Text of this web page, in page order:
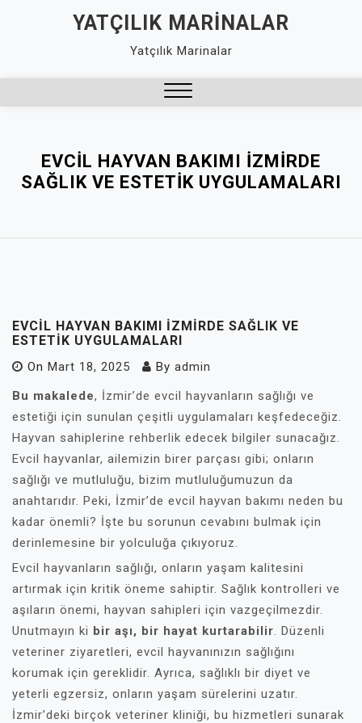
YATÇILIK MARINALAR
Yatçılık Marinalar
EVCIL HAYVAN BAKIMI İZMIRDE
SAĞLIK VE ESTETIK UYGULAMALARI
EVCIL HAYVAN BAKIMI İZMIRDE SAĞLIK VE
ESTETIK UYGULAMALARI
On Mart 18, 2025 By admin
Bu makalede, İzmir’de evcil hayvanların sağlığı ve
estetiği için sunulan çeşitli uygulamaları keşfedeceğiz.
Hayvan sahiplerine rehberlik edecek bilgiler sunacağız.
Evcil hayvanlar, ailemizin birer parçası gibi; onların
sağlığı ve mutluluğu, bizim mutluluğumuzun da
anahtarıdır. Peki, İzmir’de evcil hayvan bakımı neden bu
kadar önemli? İşte bu sorunun cevabını bulmak için
derinlemesine bir yolculuğa çıkıyoruz.
Evcil hayvanların sağlığı, onların yaşam kalitesini
artırmak için kritik öneme sahiptir. Sağlık kontrolleri ve
aşıların önemi, hayvan sahipleri için vazgeçilmezdir.
Unutmayın ki bir aşı, bir hayat kurtarabilir. Düzenli
veteriner ziyaretleri, evcil hayvanınızın sağlığını
korumak için gereklidir. Ayrıca, sağlıklı bir diyet ve
yeterli egzersiz, onların yaşam sürelerini uzatır.
İzmir’deki birçok veteriner kliniği, bu hizmetleri sunarak